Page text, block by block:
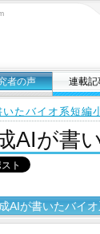
者の声 連載記
たバイオ系短編
AIが書
AIが書いたバイ